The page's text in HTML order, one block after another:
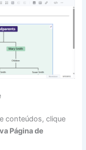
conteúdos, clique
Página de